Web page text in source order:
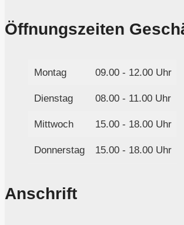
Öffnungszeiten
Montag 09.00 - 12.00 Uhr
Dienstag 08.00 - 11.00 Uhr
Mittwoch 15.00 - 18.00 Uhr
Donnerstag 15.00 - 18.00 Uhr
Anschrift